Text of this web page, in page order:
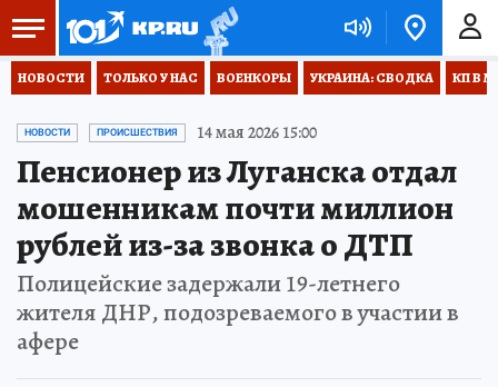
НОВОСТИ ТОЛЬКО У НАС ВОЕНКОРЫ УКРАИНА: СВОДКА КП В
НОВОСТИ ПРОИСШЕСТВИЯ 14 мая 2026 15:00
Пенсионер из Луганска отдал
мошенникам почти миллион
рублей из-за звонка о ДТП
Полицейские задержали 19-летнего
жителя ДНР, подозреваемого в участии в
афере